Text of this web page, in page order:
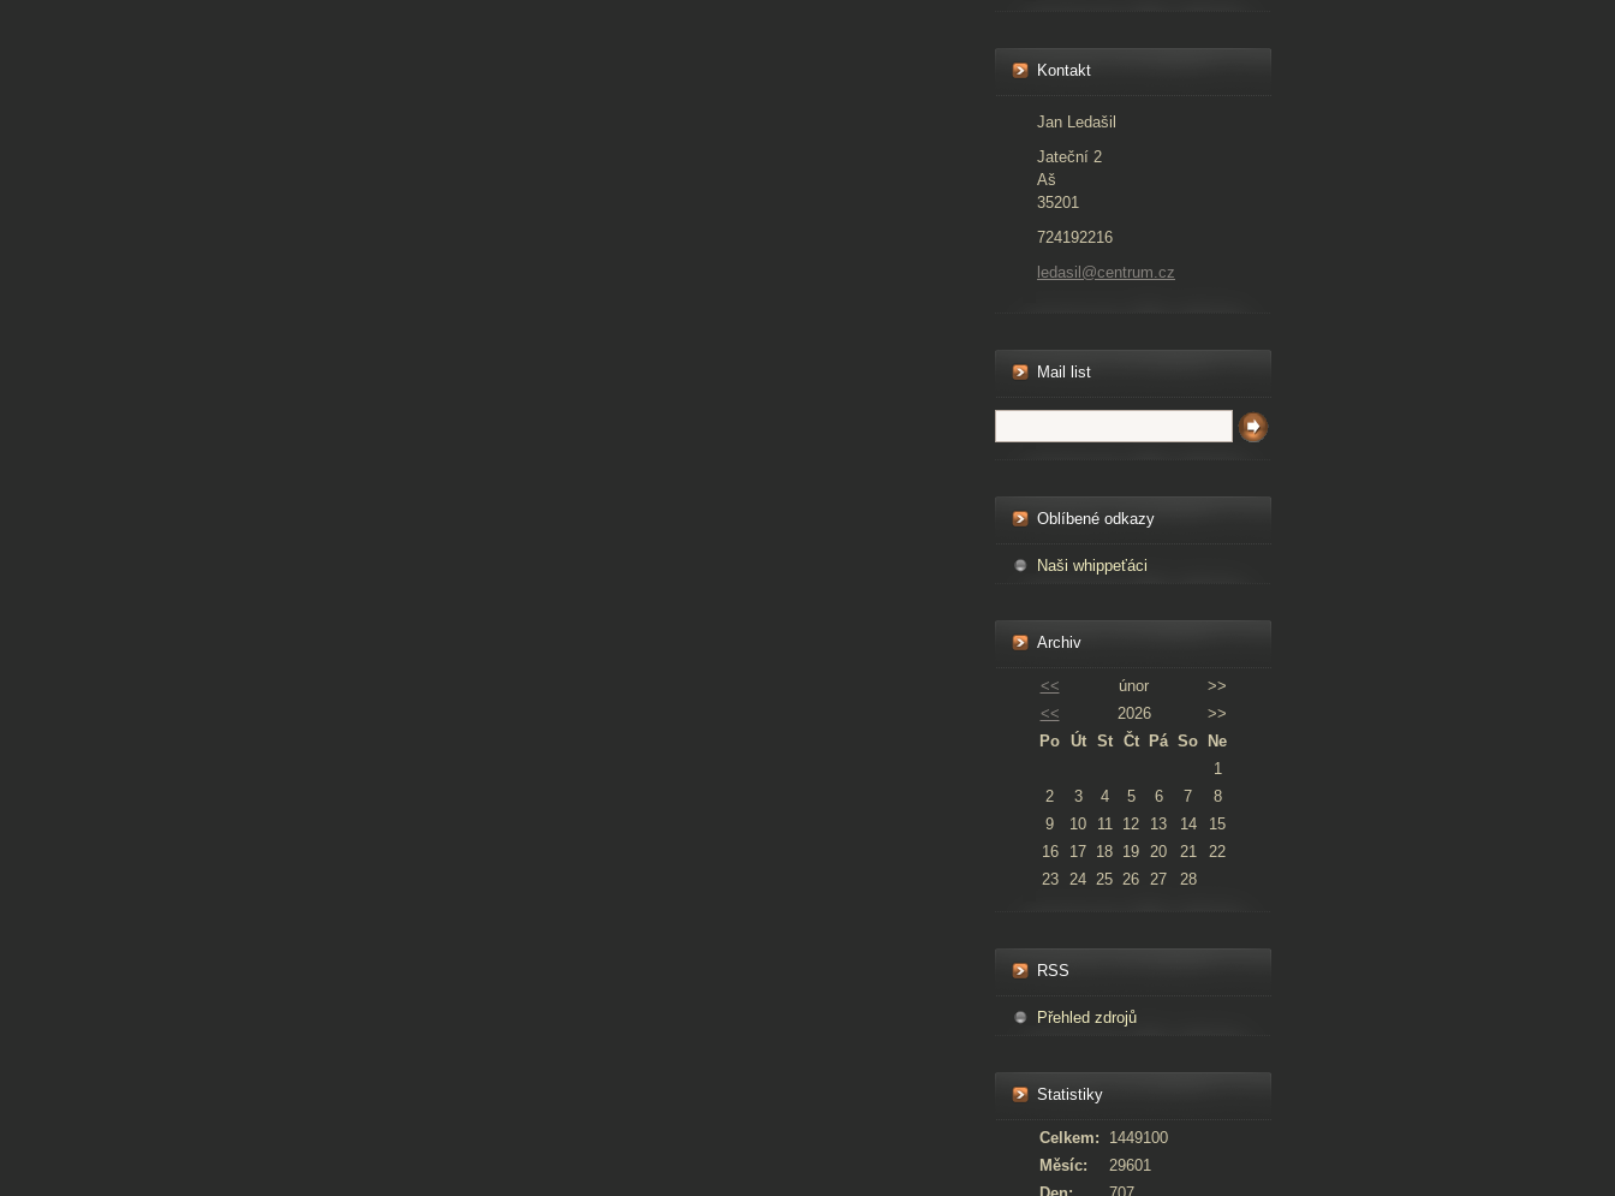
Kontakt
Jan Ledašil
Jateční 2
Aš
35201
724192216
ledasil@centrum.cz
Mail list
Oblíbené odkazy
Naši whippeťáci
Archiv
<< únor
>>
<<
2026
>>
Po Út St Čt Pá So
Ne
1
2
3 4 5 6 7
8
9
10 11 12 13 14
15
16
17 18 19 20 21
22
23
24 25 26 27 28
RSS
Přehled zdrojů
Statistiky
Celkem:
1449100
Měsíc:
29601